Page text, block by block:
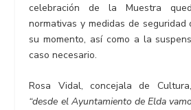
celebración de la Muestra
normativas y medidas de seguridad
su momento, así como a la
caso necesario.
Rosa Vidal, concejala de
“desde el Ayuntamiento de Elda